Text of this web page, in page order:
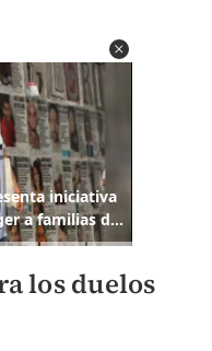
los duelos